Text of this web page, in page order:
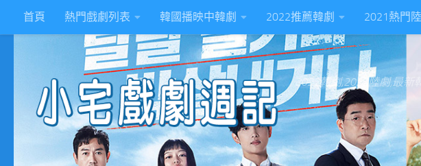
Skip to content
首頁 熱門戲劇列表 韓國播映中韓劇 2022推薦韓劇 2021熱門
2022韓劇,2022陸劇,最新